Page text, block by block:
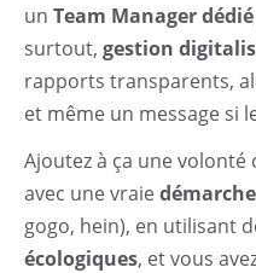
un Team Manager dédié
surtout, gestion
rapports transparents,
et même un message si
Ajoutez à ça une volonté
avec une vraie démarche
gogo, hein), en utilisant
écologiques, et vous